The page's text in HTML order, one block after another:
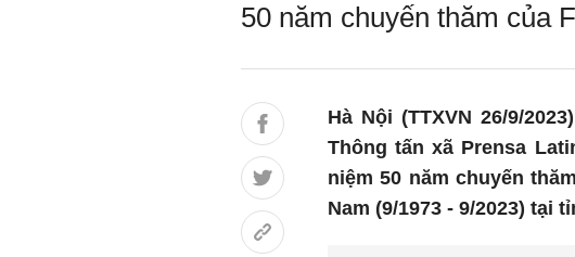
50 năm chuyến thăm của
Hà Nội (TTXVN 26/9/
Thông tấn xã Prensa
niệm 50 năm chuyến
Nam (9/1973 - 9/2023) tại